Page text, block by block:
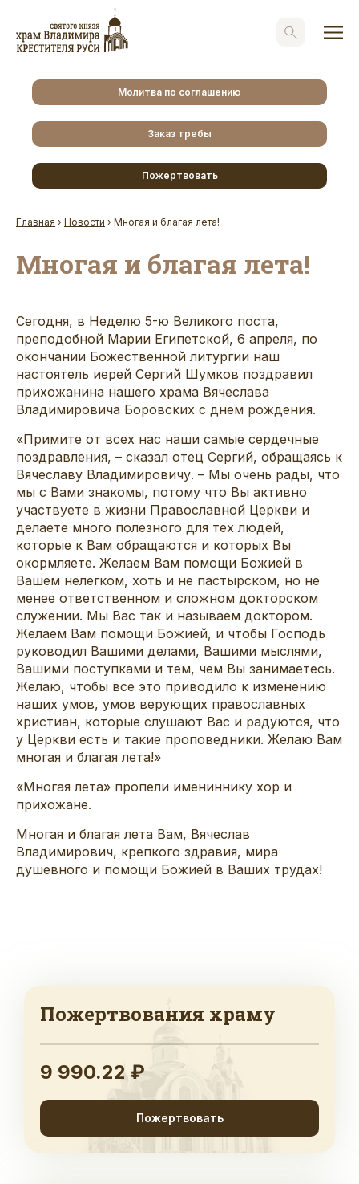
Молитва по соглашению
Заказ требы
Пожертвовать
Главная › Новости › Многая и благая лета!
Многая и благая лета!
Сегодня, в Неделю 5-ю Великого поста,
преподобной Марии Египетской, 6 апреля, по
окончании Божественной литургии наш
настоятель иерей Сергий Шумков поздравил
прихожанина нашего храма Вячеслава
Владимировича Боровских с днем рождения.
«Примите от всех нас наши самые сердечные
поздравления, – сказал отец Сергий, обращаясь к
Вячеславу Владимировичу. – Мы очень рады, что
мы с Вами знакомы, потому что Вы активно
участвуете в жизни Православной Церкви и
делаете много полезного для тех людей,
которые к Вам обращаются и которых Вы
окормляете. Желаем Вам помощи Божией в
Вашем нелегком, хоть и не пастырском, но не
менее ответственном и сложном докторском
служении. Мы Вас так и называем доктором.
Желаем Вам помощи Божией, и чтобы Господь
руководил Вашими делами, Вашими мыслями,
Вашими поступками и тем, чем Вы занимаетесь.
Желаю, чтобы все это приводило к изменению
наших умов, умов верующих православных
христиан, которые слушают Вас и радуются, что
у Церкви есть и такие проповедники. Желаю Вам
многая и благая лета!»
«Многая лета» пропели имениннику хор и
прихожане.
Многая и благая лета Вам, Вячеслав
Владимирович, крепкого здравия, мира
душевного и помощи Божией в Ваших трудах!
Пожертвования храму
9 990.22 ₽
Пожертвовать